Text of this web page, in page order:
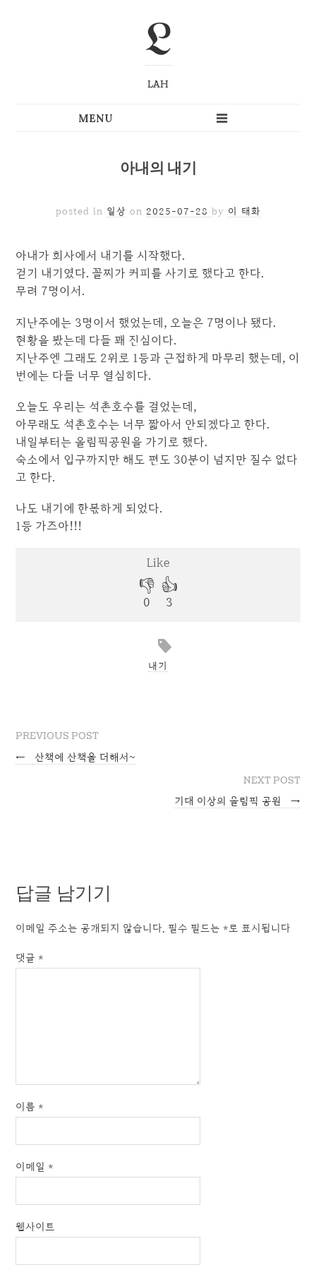
L
LAH
아내의 내기
posted in 일상 on 2025-07-28 by 이 태화
아내가 회사에서 내기를 시작했다.
걷기 내기였다. 꼴찌가 커피를 사기로 했다고 한다.
무려 7명이서.
지난주에는 3명이서 했었는데, 오늘은 7명이나 됐다.
현황을 봤는데 다들 꽤 진심이다.
지난주엔 그래도 2위로 1등과 근접하게 마무리 했는데, 이
번에는 다들 너무 열심히다.
오늘도 우리는 석촌호수를 걸었는데,
아무래도 석촌호수는 너무 짧아서 안되겠다고 한다.
내일부터는 올림픽공원을 가기로 했다.
숙소에서 입구까지만 해도 편도 30분이 넘지만 질수 없다
고 한다.
나도 내기에 한몫하게 되었다.
1등 가즈아!!!
내기
PREVIOUS POST
← 산책에 산책을 더해서~
NEXT POST
기대 이상의 올림픽 공원 →
답글 남기기
이메일 주소는 공개되지 않습니다. 필수 필드는 *로 표시됩니다
댓글 *
이름 *
이메일 *
웹사이트